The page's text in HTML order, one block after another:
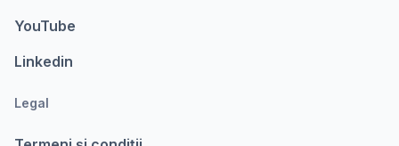
YouTube
Linkedin
Legal